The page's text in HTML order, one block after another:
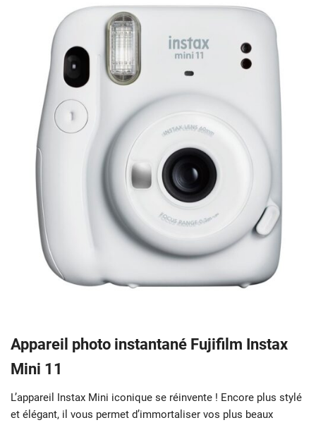
Appareil photo instantané Fujifilm Instax
Mini 11
L’appareil Instax Mini iconique se réinvente ! Encore plus stylé
et élégant, il vous permet d’immortaliser vos plus beaux